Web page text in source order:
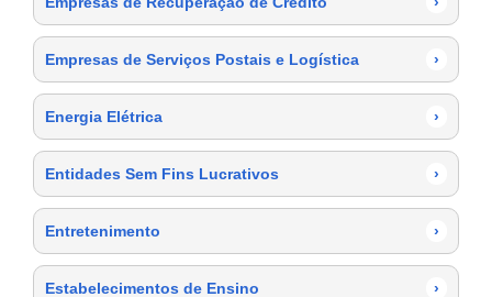
Empresas de Serviços Postais e Logística ›
Energia Elétrica ›
Entidades Sem Fins Lucrativos ›
Entretenimento ›
Estabelecimentos de Ensino ›